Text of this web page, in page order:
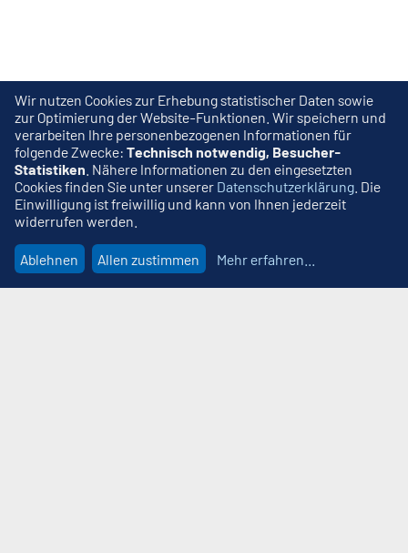
Wir nutzen Cookies zur Erhebung statistischer Daten sowie
zur Optimierung der Website-Funktionen. Wir speichern und
verarbeiten Ihre personenbezogenen Informationen für
folgende Zwecke: Technisch notwendig, Besucher-
Statistiken . Nähere Informationen zu den eingesetzten
Cookies finden Sie unter unserer Datenschutzerklärung . Die
Einwilligung ist freiwillig und kann von Ihnen jederzeit
widerrufen werden.
Ablehnen Allen zustimmen Mehr erfahren